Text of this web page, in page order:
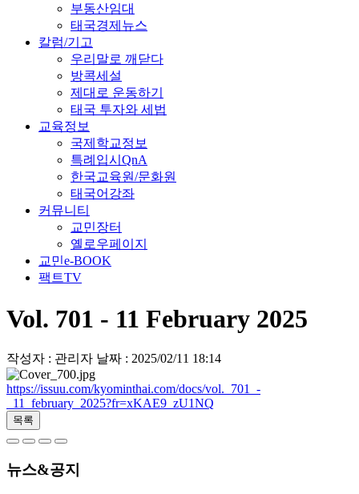
부동산임대
태국경제뉴스
칼럼/기고
우리말로 깨닫다
방콕세설
제대로 운동하기
태국 투자와 세법
교육정보
국제학교정보
특례입시QnA
한국교육원/문화원
태국어강좌
커뮤니티
교민장터
옐로우페이지
교민e-BOOK
팩트TV
Vol. 701 - 11 February 2025
작성자 : 관리자 날짜 : 2025/02/11 18:14
https://issuu.com/kyominthai.com/docs/vol._701_-
_11_february_2025?fr=xKAE9_zU1NQ
목록
뉴스&공지